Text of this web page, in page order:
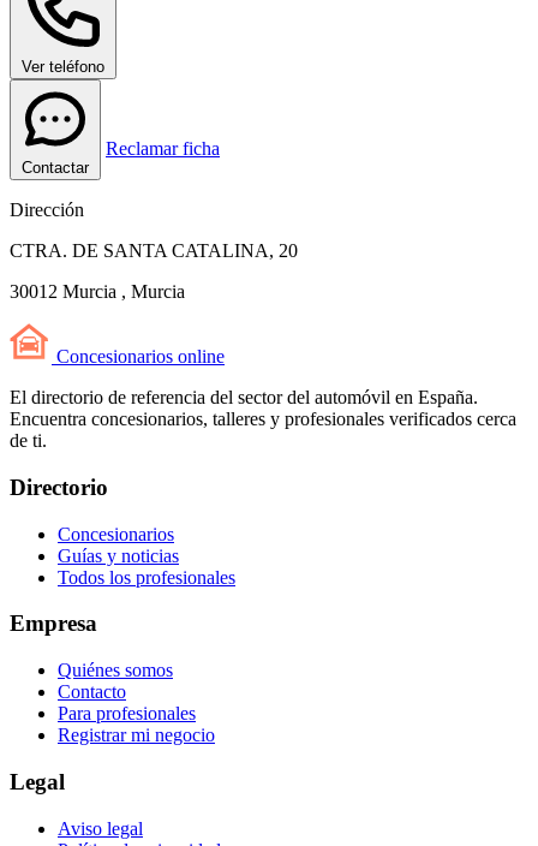
Ver teléfono
Contactar
Reclamar ficha
Dirección
CTRA. DE SANTA CATALINA, 20
30012 Murcia , Murcia
Concesionarios online
El directorio de referencia del sector del automóvil en España.
Encuentra concesionarios, talleres y profesionales verificados cerca
de ti.
Directorio
Concesionarios
Guías y noticias
Todos los profesionales
Empresa
Quiénes somos
Contacto
Para profesionales
Registrar mi negocio
Legal
Aviso legal